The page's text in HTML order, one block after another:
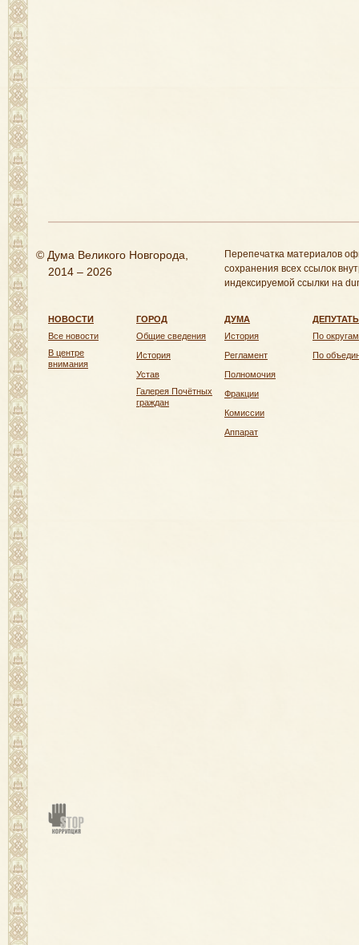
© Дума Великого Новгорода,
2014 – 2026
Перепечатка материалов
сохранения всех ссылок
индексируемой ссылки на
НОВОСТИ
Все новости
В центре
внимания
ГОРОД
Общие сведения
История
Устав
Галерея Почётных
граждан
ДУМА
История
Регламент
Полномочия
Фракции
Комиссии
Аппарат
По округам
По